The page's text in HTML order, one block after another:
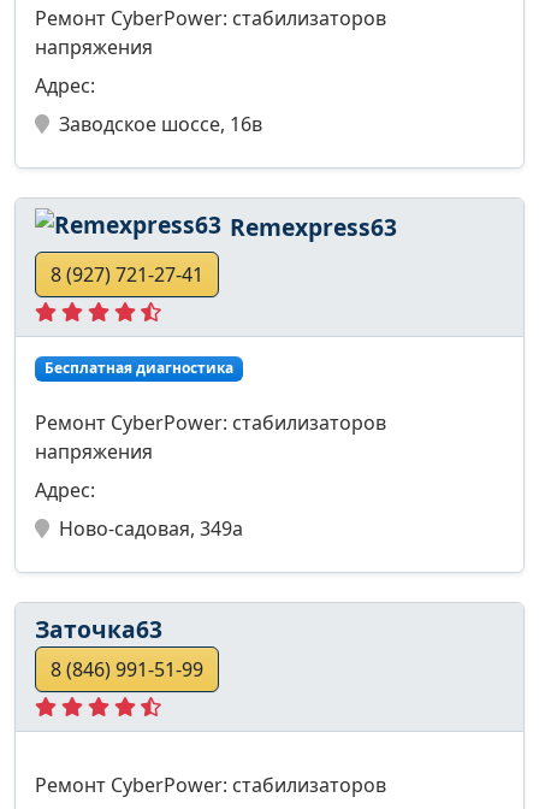
Ремонт CyberPower: стабилизаторов
напряжения
Адрес:
Заводское шоссе, 16в
Remexpress63
8 (927) 721-27-41
Бесплатная диагностика
Ремонт CyberPower: стабилизаторов
напряжения
Адрес:
Ново-садовая, 349а
Заточка63
8 (846) 991-51-99
Ремонт CyberPower: стабилизаторов